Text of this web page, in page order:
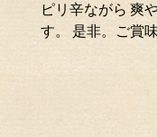
ピリ辛ながら 爽
す。 是非。ご賞